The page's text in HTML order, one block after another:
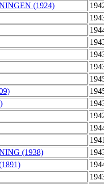
(1924)
(1938)